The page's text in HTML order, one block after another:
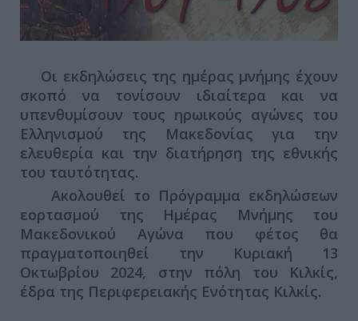
Οι εκδηλώσεις της ημέρας μνήμης έχουν
σκοπό να τονίσουν ιδιαίτερα και να
υπενθυμίσουν τους ηρωικούς αγώνες του
Ελληνισμού της Μακεδονίας για την
ελευθερία και την διατήρηση της εθνικής
του ταυτότητας.
Ακολουθεί το Πρόγραμμα εκδηλώσεων
εορτασμού της Ημέρας Μνήμης του
Μακεδονικού Αγώνα που φέτος θα
πραγματοποιηθεί την Κυριακή 13
Οκτωβρίου 2024, στην πόλη του Κιλκίς,
έδρα της Περιφερειακής Ενότητας Κιλκίς.